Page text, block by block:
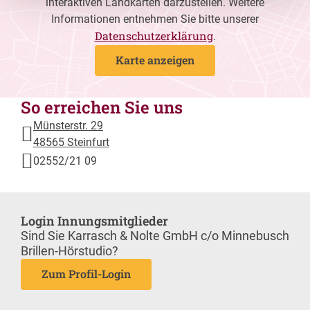
Informationen entnehmen Sie bitte unserer
Datenschutzerklärung.
Karte anzeigen
So erreichen Sie uns
Münsterstr. 29
48565 Steinfurt
02552/21 09
Login Innungsmitglieder
Sind Sie Karrasch & Nolte GmbH c/o Minnebusch
Brillen-Hörstudio?
Zum Profil-Login